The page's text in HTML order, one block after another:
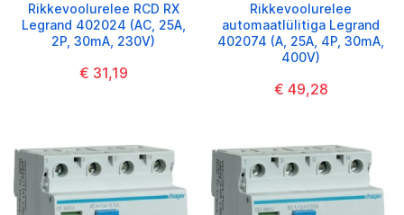
Rikkevoolurelee RCD RX
Legrand 402024 (AC, 25A,
2P, 30mA, 230V)
€ 31,19
Rikkevoolurelee
automaatlülitiga Legrand
402074 (A, 25A, 4P, 30mA,
400V)
€ 49,28